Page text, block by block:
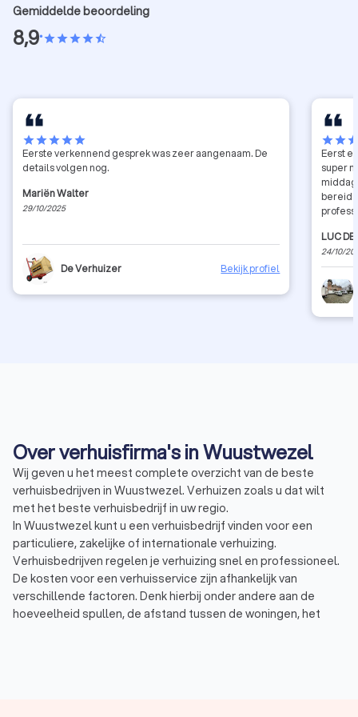
Gemiddelde beoordeling
8,9•starstarstarstarstar_half
starstarstarstarstar
Eerste verkennend gesprek was zeer aangenaam. De
details volgen nog.
Mariën Walter
29/10/2025
De Verhuizer Bekijk profiel
starstar
Eerst
super
bereid
LUC DE
24/10/
Over verhuisfirma's in Wuustwezel
Wij geven u het meest complete overzicht van de beste
verhuisbedrijven in Wuustwezel. Verhuizen zoals u dat wilt
met het beste verhuisbedrijf in uw regio.
In Wuustwezel kunt u een verhuisbedrijf vinden voor een
particuliere, zakelijke of internationale verhuizing.
Verhuisbedrijven regelen je verhuizing snel en professioneel.
De kosten voor een verhuisservice zijn afhankelijk van
verschillende factoren. Denk hierbij onder andere aan de
hoeveelheid spullen, de afstand tussen de woningen, het